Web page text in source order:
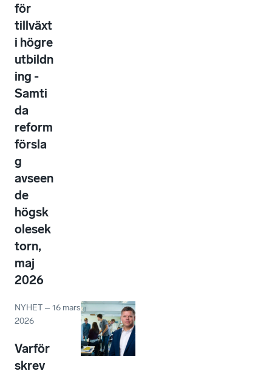
för
tillväxt
i högre
utbildn
ing -
Samti
da
reform
försla
g
avseen
de
högsk
olesek
torn,
maj
2026
NYHET –16 mars
2026
Varför
skrev